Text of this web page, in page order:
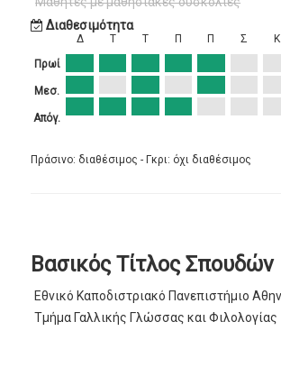
Διαθεσιμότητα
Πρωί
Μεσ.
Απόγ.
Δ Τ Τ Π Π Σ Κ
Πράσινο: διαθέσιμος - Γκρι: όχι διαθέσιμος
Βασικός Τίτλος Σπουδών
Εθνικό Καποδιστριακό Πανεπιστήμιο
Τμήμα Γαλλικής Γλώσσας και Φιλολογίας